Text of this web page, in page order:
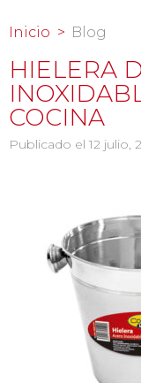
Inicio Blog
HIELERA
COCINA
Publicado el 12 julio,